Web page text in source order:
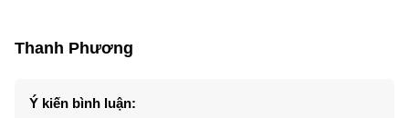
Thanh Phương
Ý kiến bình luận: